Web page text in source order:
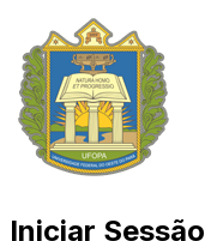
Iniciar Sessão